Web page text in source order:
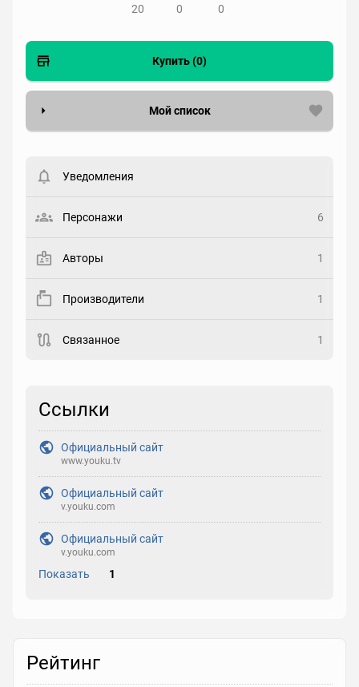
20 0 0
Купить (0)
Мой список
Статус
Рейтинг
Реакция
Уведомления
Персонажи 6
Авторы 1
Производители 1
Связанное 1
Ссылки
Официальный сайт
www.youku.tv
Официальный сайт
v.youku.com
Официальный сайт
v.youku.com
Показать 1
Рейтинг